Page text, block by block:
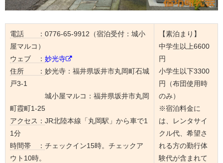
電話 ： 0776-65-9912（宿泊受付：城小
屋マルコ）
ウェブ ： 妙光寺
住所 ： 妙光寺：福井県坂井市丸岡町石城
戸3-1
城小屋マルコ：福井県坂井市丸岡
町霞町1-25
アクセス： JR北陸本線「丸岡駅」から車で1
1分
時間帯 ： チェックイン15時。チェックア
ウト10時。
【素泊まり】
中学生以上6600
円
小学生以下3300
円（布団使用時
のみ）
※宿泊料金に
は、レンタサイ
クル代、希望さ
れる方の勤行体
験代が含まれて